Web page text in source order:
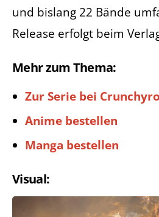
und bislang 22 Bände
Release erfolgt beim
Mehr zum Thema:
Zur Serie bei
Anime bestellen
Manga bestellen
Visual: